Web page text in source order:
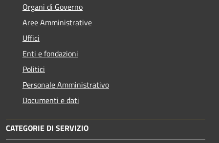
Organi di Governo
Aree Amministrative
Uffici
Enti e fondazioni
Politici
Personale Amministrativo
Documenti e dati
CATEGORIE DI SERVIZIO